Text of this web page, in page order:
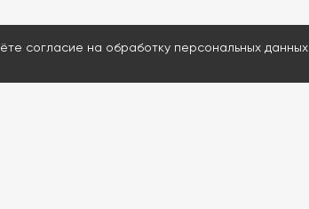
согласие на обработку персональных данных.